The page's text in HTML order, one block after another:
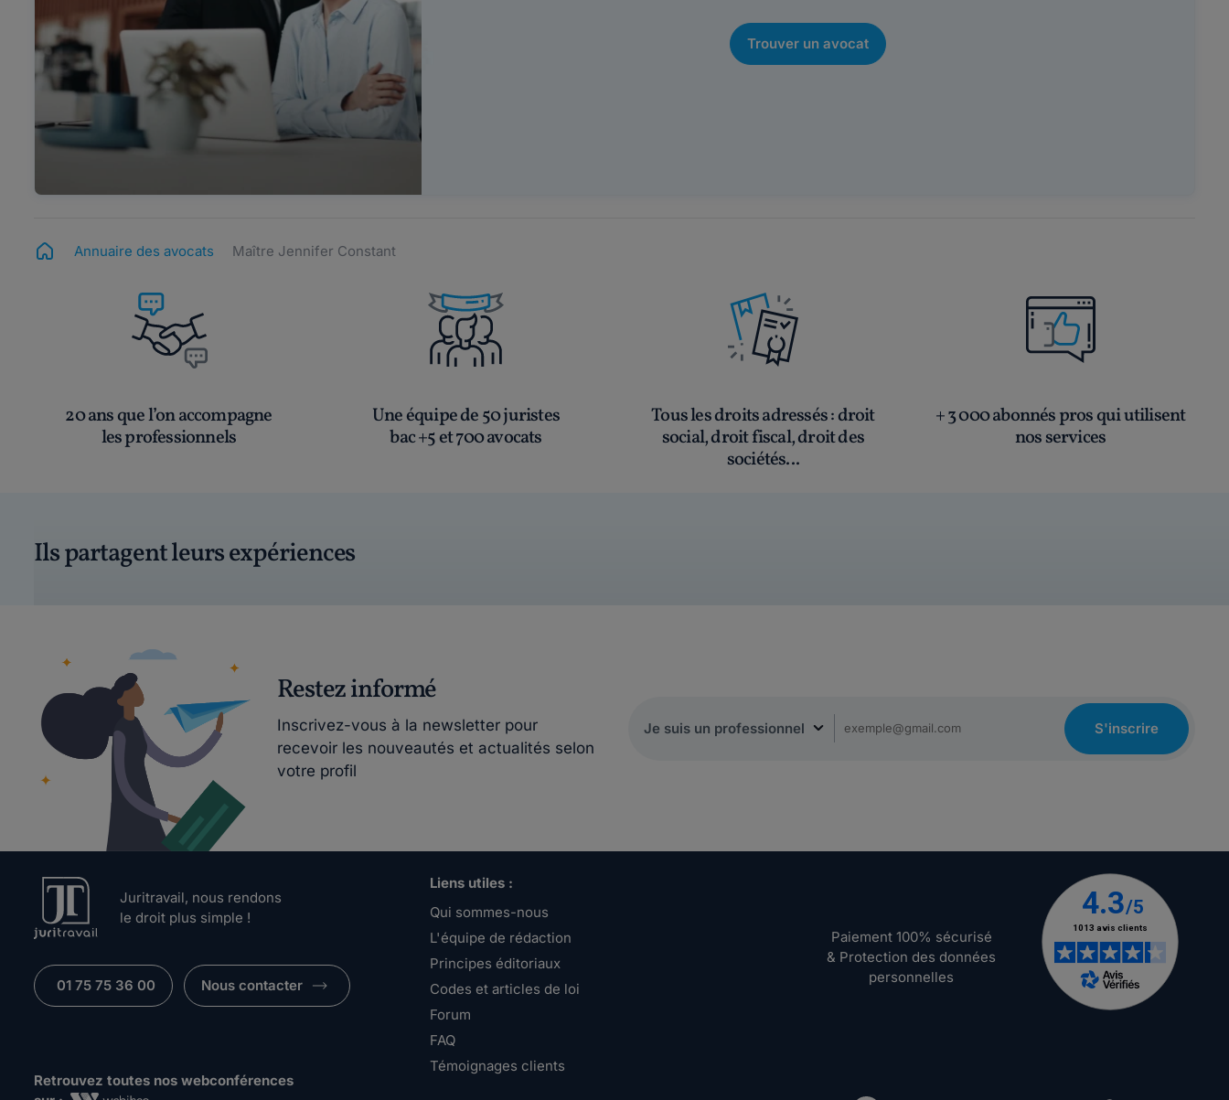
Trouver un avocat
Annuaire des avocats Maître Jennifer Constant
20 ans que l’on accompagne
les professionnels
Une équipe de 50 juristes
bac +5 et 700 avocats
Tous les droits adressés: droit
social, droit fiscal, droit des
sociétés...
+ 3 000 abonnés pros qui utilisent
nos services
Ils partagent leurs expériences
Restez informé
Inscrivez-vous à la newsletter pour
recevoir les nouveautés et actualités selon
votre profil
S'inscrire
Juritravail, nous rendons
le droit plus simple !
01 75 75 36 00 Nous contacter
Retrouvez toutes nos webconférences
Liens utiles :
Qui sommes-nous
L'équipe de rédaction
Principes éditoriaux
Codes et articles de loi
Forum
FAQ
Témoignages clients
Paiement 100% sécurisé
& Protection des données
personnelles